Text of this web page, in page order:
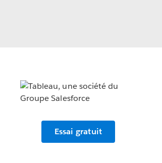
Essai gratuit